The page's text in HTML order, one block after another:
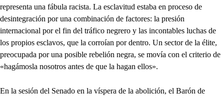
representa una fábula racista. La esclavitud estaba en proceso de
desintegración por una combinación de factores: la presión
internacional por el fin del tráfico negrero y las incontables luchas de
los propios esclavos, que la corroían por dentro. Un sector de la élite,
preocupada por una posible rebelión negra, se movía con el criterio de
«hagámosla nosotros antes de que la hagan ellos».
En la sesión del Senado en la víspera de la abolición, el Barón de